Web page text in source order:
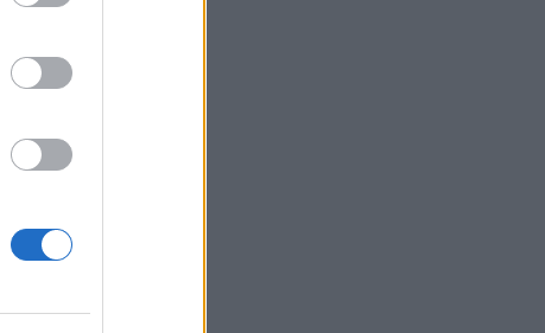
«Απειλή για την εθνική
την κατασκευή της
χορού στον Λευκό Οίκο
08/08/26 - 08:15
από μήνες, τον Ιούλη μείωση
07/08/26 - 23:49
το Σαββατοκύριακο 8-9